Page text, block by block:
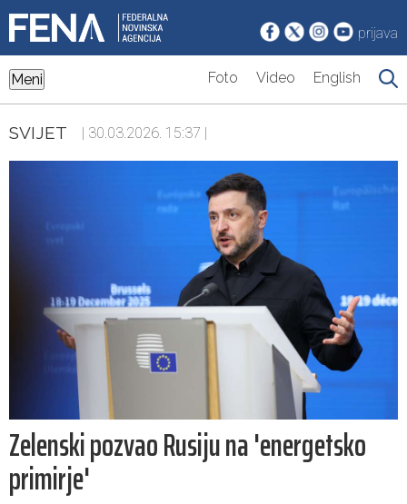
prijava
Meni Foto Video English
SVIJET | 30.03.2026. 15:37 |
Zelenski pozvao Rusiju na 'energetsko
primirje'